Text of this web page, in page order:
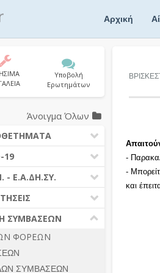
Αρχική
-
-
και
Υποβολή
Ερωτημάτων
Άνοιγμα Όλων
(Ν. 4412/2016)
(Ν.3463/2006)
2010)
(ΣΥΝΟΛΟ)
19
COVID -19
- Ε.Α.ΔΗ.ΣΥ.
ΣΥΜΒΑΣΕΩΝ
ΦΟΡΕΩΝ
ΣΥΜΒΑΣΕΩΝ